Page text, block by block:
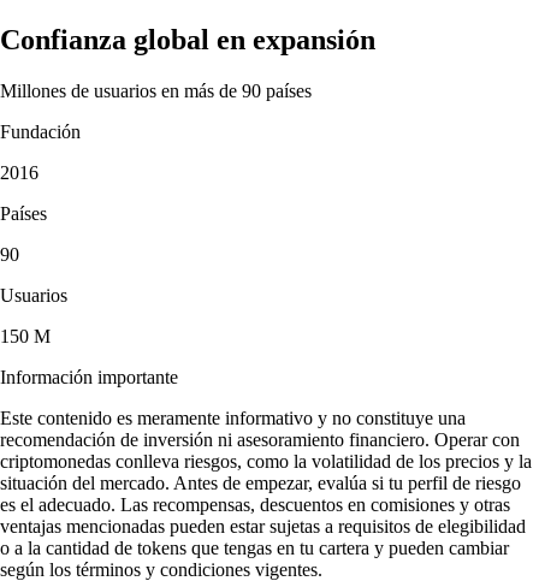
Confianza global en expansión
Millones de usuarios en más de 90 países
Fundación
2016
Países
90
Usuarios
150 M
Información importante
Este contenido es meramente informativo y no constituye una
recomendación de inversión ni asesoramiento financiero. Operar con
criptomonedas conlleva riesgos, como la volatilidad de los precios y la
situación del mercado. Antes de empezar, evalúa si tu perfil de riesgo
es el adecuado. Las recompensas, descuentos en comisiones y otras
ventajas mencionadas pueden estar sujetas a requisitos de elegibilidad
o a la cantidad de tokens que tengas en tu cartera y pueden cambiar
según los términos y condiciones vigentes.